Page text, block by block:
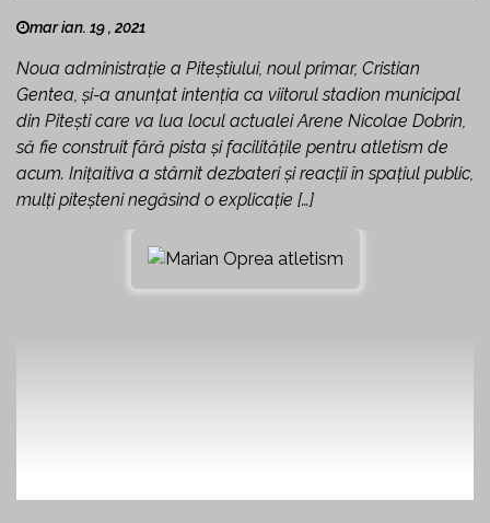
mar ian. 19 , 2021
Noua administrație a Piteștiului, noul primar, Cristian
Gentea, și-a anunțat intenția ca viitorul stadion municipal
din Pitești care va lua locul actualei Arene Nicolae Dobrin,
să fie construit fără pista și facilitățile pentru atletism de
acum. Inițaitiva a stârnit dezbateri și reacții în spațiul public,
mulți piteșteni negăsind o explicație […]